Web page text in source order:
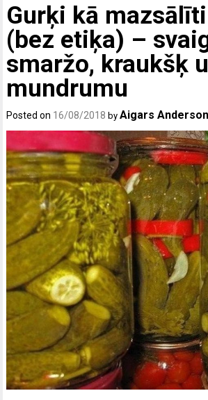
Gurķi kā
(bez etiķa) –
smaržo, kraukšķ
mundrumu
Posted on 16/08/2018 byAigars